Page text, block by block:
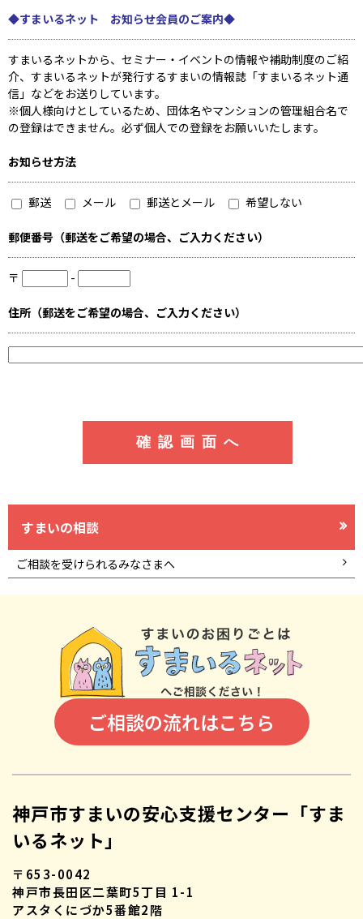
◆すまいるネット お知らせ会員のご案内◆
すまいるネットから、セミナー・イベントの情報や補助制度のご紹
介、すまいるネットが発行するすまいの情報誌「すまいるネット通
信」などをお送りしています。
※個人様向けとしているため、団体名やマンションの管理組合名で
の登録はできません。必ず個人での登録をお願いいたします。
お知らせ方法
郵送 メール 郵送とメール 希望しない
郵便番号（郵送をご希望の場合、ご入力ください）
〒 -
住所（郵送をご希望の場合、ご入力ください）
すまいの相談
ご相談を受けられるみなさまへ
ご相談の流れはこちら
神戸市すまいの安心支援センター「すま
いるネット」
〒653-0042
神戸市長田区二葉町5丁目 1-1
アスタくにづか5番館2階